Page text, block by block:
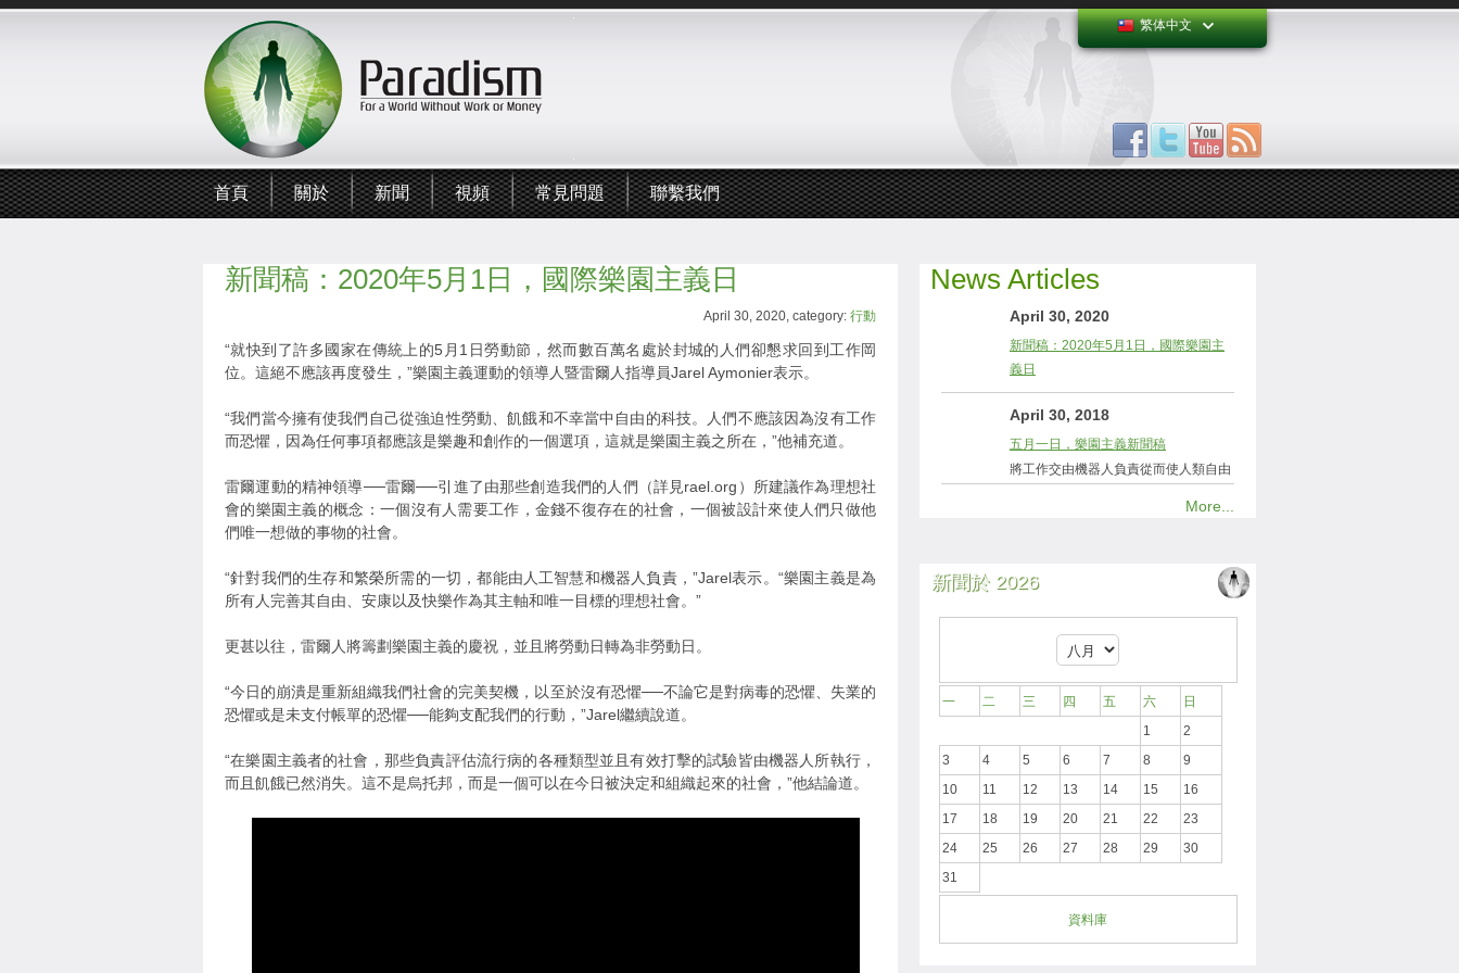
繁体中文
首頁 關於 新聞 視頻 常見問題 聯繫我們
新聞稿：2020年5月1日，國際樂園主義日
April 30, 2020, category: 行動
“就快到了許多國家在傳統上的5月1日勞動節，然而數百萬名處於封城的人們卻懇求回到工作岡
位。這絕不應該再度發生，”樂園主義運動的領導人暨雷爾人指導員Jarel Aymonier表示。
“我們當今擁有使我們自己從強迫性勞動、飢餓和不幸當中自由的科技。人們不應該因為沒有工作
而恐懼，因為任何事項都應該是樂趣和創作的一個選項，這就是樂園主義之所在，”他補充道。
雷爾運動的精神領導──雷爾──引進了由那些創造我們的人們（詳見rael.org）所建議作為理想社
會的樂園主義的概念：一個沒有人需要工作，金錢不復存在的社會，一個被設計來使人們只做他
們唯一想做的事物的社會。
“針對我們的生存和繁榮所需的一切，都能由人工智慧和機器人負責，”Jarel表示。“樂園主義是為
所有人完善其自由、安康以及快樂作為其主軸和唯一目標的理想社會。”
更甚以往，雷爾人將籌劃樂園主義的慶祝，並且將勞動日轉為非勞動日。
“今日的崩潰是重新組織我們社會的完美契機，以至於沒有恐懼──不論它是對病毒的恐懼、失業的
恐懼或是未支付帳單的恐懼──能夠支配我們的行動，”Jarel繼續說道。
“在樂園主義者的社會，那些負責評估流行病的各種類型並且有效打擊的試驗皆由機器人所執行，
而且飢餓已然消失。這不是烏托邦，而是一個可以在今日被決定和組織起來的社會，”他結論道。
News Articles
April 30, 2020
新聞稿：2020年5月1日，國際樂園主
義日
April 30, 2018
五月一日，樂園主義新聞稿
將工作交由機器人負責從而使人類自由
More...
新聞於 2026
一 二 三 四 五 六
日
1
2
3
4 5 6 7 8
9
10
11 12 13 14 15
16
17
18 19 20 21 22
23
24
25 26 27 28 29
30
31
資料庫